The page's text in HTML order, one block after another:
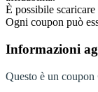
È possibile
Ogni coupon può
Informazioni
Questo è un coupon